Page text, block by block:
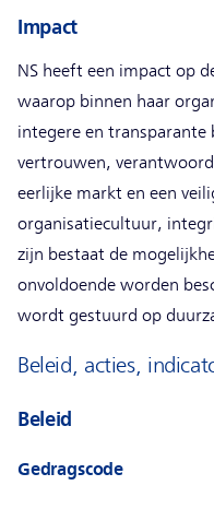
Impact
NS heeft een impact op
waarop binnen haar
integere en
vertrouwen,
eerlijke markt en een
organisatiecultuur,
zijn bestaat de
onvoldoende worden
wordt gestuurd op
Beleid, acties,
Beleid
Gedragscode